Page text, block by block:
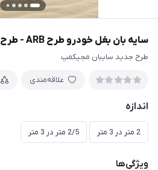
سایه بان بغل خودرو طرح ARB - طرح جدید مجیکمپ
طرح جدید سایبان مجیکمپ
علاقه‌مندی
اندازه
2 متر در 3 متر 2/5 متر در 3 متر
ویژگی‌ها